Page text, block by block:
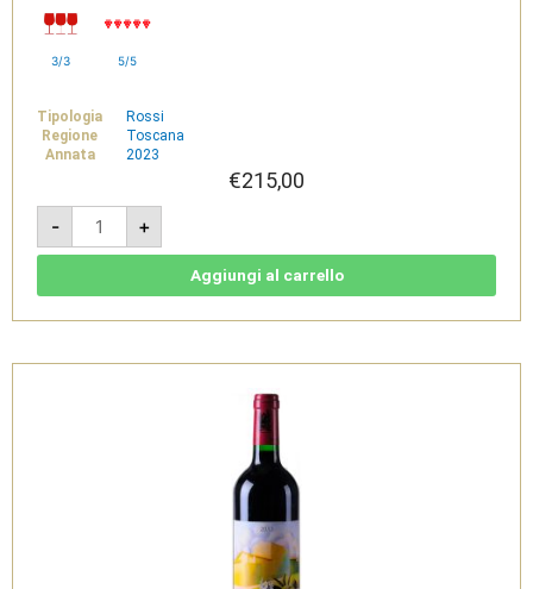
3/3 5/5
Tipologia
Rossi
Regione
Toscana
Annata
2023
€215,00
-
Palazzi
2023
-
IGT
Tenuta
quantità
+
Aggiungi al carrello